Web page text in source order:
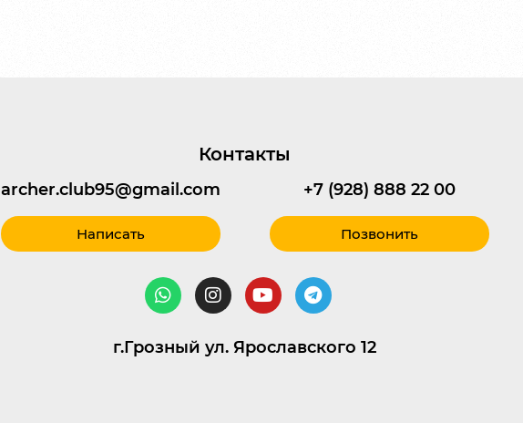
Контакты
archer.club95@gmail.com
Написать
+7 (928) 888 22 00
Позвонить
г.Грозный ул. Ярославского 12